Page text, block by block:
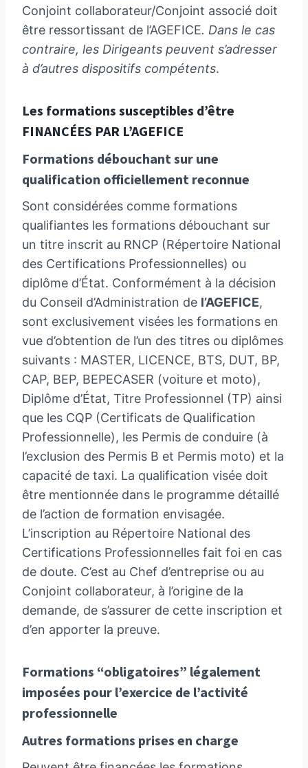
Conjoint collaborateur/Conjoint associé doit
être ressortissant de l’AGEFICE. Dans le cas
contraire, les Dirigeants peuvent s’adresser
à d’autres dispositifs compétents.
Les formations susceptibles d’être
FINANCÉES PAR L’AGEFICE
Formations débouchant sur une
qualification officiellement reconnue
Sont considérées comme formations
qualifiantes les formations débouchant sur
un titre inscrit au RNCP (Répertoire National
des Certifications Professionnelles) ou
diplôme d’État. Conformément à la décision
du Conseil d’Administration de l’AGEFICE,
sont exclusivement visées les formations en
vue d’obtention de l’un des titres ou diplômes
suivants : MASTER, LICENCE, BTS, DUT, BP,
CAP, BEP, BEPECASER (voiture et moto),
Diplôme d’État, Titre Professionnel (TP) ainsi
que les CQP (Certificats de Qualification
Professionnelle), les Permis de conduire (à
l’exclusion des Permis B et Permis moto) et la
capacité de taxi. La qualification visée doit
être mentionnée dans le programme détaillé
de l’action de formation envisagée.
L’inscription au Répertoire National des
Certifications Professionnelles fait foi en cas
de doute. C’est au Chef d’entreprise ou au
Conjoint collaborateur, à l’origine de la
demande, de s’assurer de cette inscription et
d’en apporter la preuve.
Formations “obligatoires” légalement
imposées pour l’exercice de l’activité
professionnelle
Autres formations prises en charge